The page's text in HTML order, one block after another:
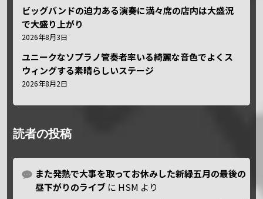
ビッグバンドの迫力ある演奏に満々席の店内は大盛況
で大盛り上がり
2026年8月3日
ユニークなソプラノ管奏者率いる綺麗な音色でよくス
ウィングする素晴らしいステージ
2026年8月2日
読者の投稿
また発熱で大事を取ってお休みした新緑五月の最後の
昼下がりのライブ に HSM より